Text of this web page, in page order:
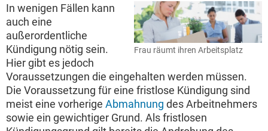
Frau räumt ihren Arbeitsplatz
In wenigen Fällen kann
auch eine
außerordentliche
Kündigung nötig sein.
Hier gibt es jedoch
Voraussetzungen die eingehalten werden müssen.
Die Voraussetzung für eine fristlose Kündigung sind
meist eine vorherige Abmahnung des Arbeitnehmers
sowie ein gewichtiger Grund. Als fristlosen